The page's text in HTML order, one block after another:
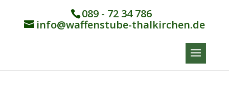
089 - 72 34 786
info@waffenstube-thalkirchen.de